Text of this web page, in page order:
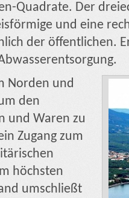
Quadrate. Der
und eine
der öffentlichen.
Norden und
den
und Waren zu
Zugang zum
höchsten
umschließt